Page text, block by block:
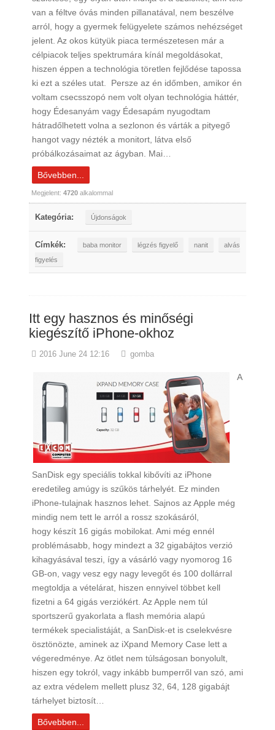
van a féltve óvás minden pillanatával, nem beszélve
arról, hogy a gyermek felügyelete számos nehézséget
jelent. Az okos kütyük piaca természetesen már a
célpiacok teljes spektrumára kínál megoldásokat,
hiszen éppen a technológia töretlen fejlődése tapossa
ki ezt a széles utat. Persze az én időmben, amikor én
voltam csecsszopó nem volt olyan technológia háttér,
hogy Édesanyám vagy Édesapám nyugodtam
hátradőlhetett volna a sezlonon és várták a pityegő
hangot vagy nézték a monitort, látva első
próbálkozásaimat az ágyban. Mai…
Bővebben...
Megjelent: 4720alkalommal
Kategória: Újdonságok
Címkék: baba monitor légzés figyelő nanit
alvás
figyelés
Itt egy hasznos és minőségi
kiegészítő iPhone-okhoz
2016 June 24 12:16 gomba
A
SanDisk egy speciális tokkal kibővíti az iPhone
eredetileg amúgy is szűkös tárhelyét. Ez minden
iPhone-tulajnak hasznos lehet. Sajnos az Apple még
mindig nem tett le arról a rossz szokásáról,
hogy készít 16 gigás mobilokat. Ami még ennél
problémásabb, hogy mindezt a 32 gigabájtos verzió
kihagyásával teszi, így a vásárló vagy nyomorog 16
GB-on, vagy vesz egy nagy levegőt és 100 dollárral
megtoldja a vételárat, hiszen ennyivel többet kell
fizetni a 64 gigás verziókért. Az Apple nem túl
sportszerű gyakorlata a flash memória alapú
termékek specialistáját, a SanDisk-et is cselekvésre
ösztönözte, aminek az iXpand Memory Case lett a
végeredménye. Az ötlet nem túlságosan bonyolult,
hiszen egy tokról, vagy inkább bumperről van szó, ami
az extra védelem mellett plusz 32, 64, 128 gigabájt
tárhelyet biztosít…
Bővebben...